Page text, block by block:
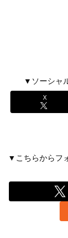
▼ソーシャ
X
▼こちらからフ